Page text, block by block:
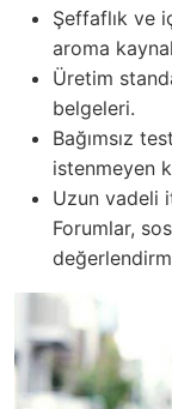
Şeffaflık ve
aroma
Üretim
belgeleri.
Bağımsız
istenmeyen
Uzun vadeli
Forumlar,